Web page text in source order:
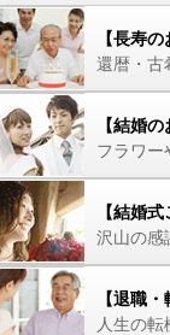
【長寿の
【結婚の
フラワー
【結婚
沢山の感
【退職
人生の